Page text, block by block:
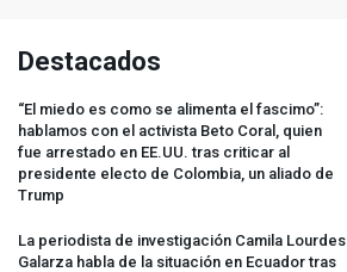
Destacados
“El miedo es como se alimenta el fascimo”:
hablamos con el activista Beto Coral, quien
fue arrestado en EE.UU. tras criticar al
presidente electo de Colombia, un aliado de
Trump
La periodista de investigación Camila Lourdes
Galarza habla de la situación en Ecuador tras